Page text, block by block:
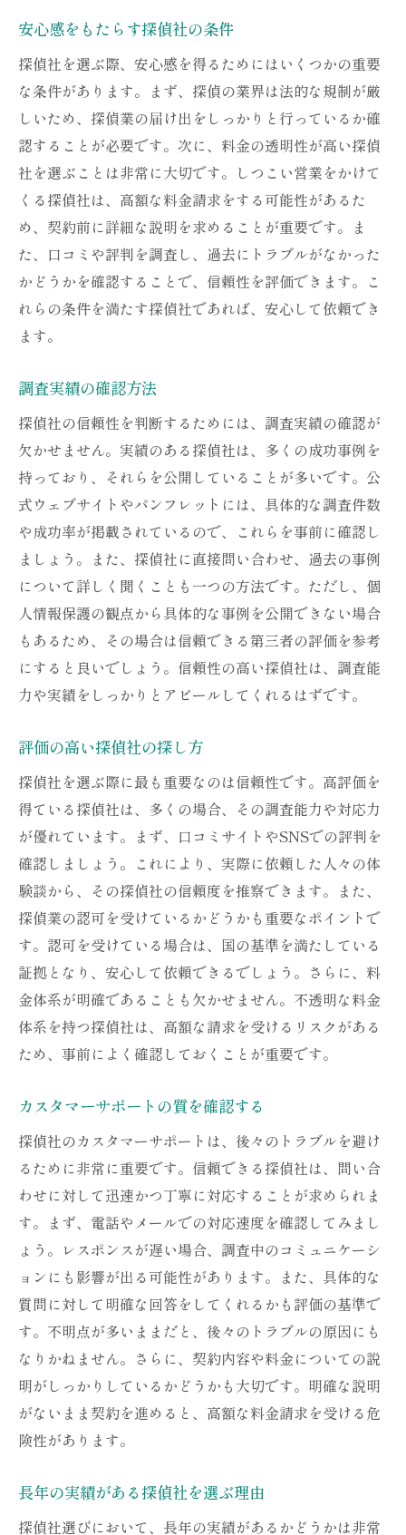
安心感をもたらす探偵社の条件
探偵社を選ぶ際、安心感を得るためにはいくつかの重要
な条件があります。まず、探偵の業界は法的な規制が厳
しいため、探偵業の届け出をしっかりと行っているか確
認することが必要です。次に、料金の透明性が高い探偵
社を選ぶことは非常に大切です。しつこい営業をかけて
くる探偵社は、高額な料金請求をする可能性があるた
め、契約前に詳細な説明を求めることが重要です。ま
た、口コミや評判を調査し、過去にトラブルがなかった
かどうかを確認することで、信頼性を評価できます。こ
れらの条件を満たす探偵社であれば、安心して依頼でき
ます。
調査実績の確認方法
探偵社の信頼性を判断するためには、調査実績の確認が
欠かせません。実績のある探偵社は、多くの成功事例を
持っており、それらを公開していることが多いです。公
式ウェブサイトやパンフレットには、具体的な調査件数
や成功率が掲載されているので、これらを事前に確認し
ましょう。また、探偵社に直接問い合わせ、過去の事例
について詳しく聞くことも一つの方法です。ただし、個
人情報保護の観点から具体的な事例を公開できない場合
もあるため、その場合は信頼できる第三者の評価を参考
にすると良いでしょう。信頼性の高い探偵社は、調査能
力や実績をしっかりとアピールしてくれるはずです。
評価の高い探偵社の探し方
探偵社を選ぶ際に最も重要なのは信頼性です。高評価を
得ている探偵社は、多くの場合、その調査能力や対応力
が優れています。まず、口コミサイトやSNSでの評判を
確認しましょう。これにより、実際に依頼した人々の体
験談から、その探偵社の信頼度を推察できます。また、
探偵業の認可を受けているかどうかも重要なポイントで
す。認可を受けている場合は、国の基準を満たしている
証拠となり、安心して依頼できるでしょう。さらに、料
金体系が明確であることも欠かせません。不透明な料金
体系を持つ探偵社は、高額な請求を受けるリスクがある
ため、事前によく確認しておくことが重要です。
カスタマーサポートの質を確認する
探偵社のカスタマーサポートは、後々のトラブルを避け
るために非常に重要です。信頼できる探偵社は、問い合
わせに対して迅速かつ丁寧に対応することが求められま
す。まず、電話やメールでの対応速度を確認してみまし
ょう。レスポンスが遅い場合、調査中のコミュニケーシ
ョンにも影響が出る可能性があります。また、具体的な
質問に対して明確な回答をしてくれるかも評価の基準で
す。不明点が多いままだと、後々のトラブルの原因にも
なりかねません。さらに、契約内容や料金についての説
明がしっかりしているかどうかも大切です。明確な説明
がないまま契約を進めると、高額な料金請求を受ける危
険性があります。
長年の実績がある探偵社を選ぶ理由
探偵社選びにおいて、長年の実績があるかどうかは非常